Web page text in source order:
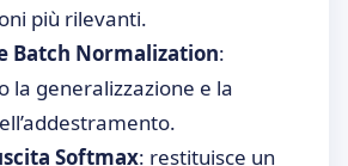
più rilevanti.
Batch Normalization:
la generalizzazione e la
Softmax: restituisce un